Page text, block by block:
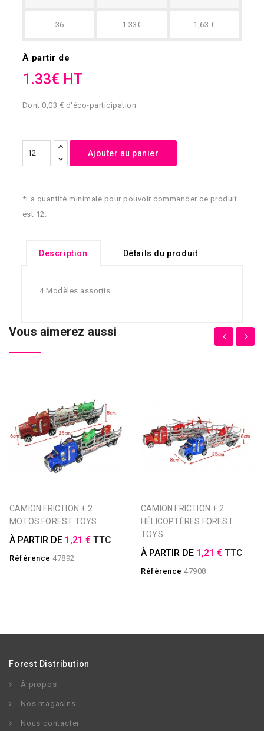
36 1.33€ 1,63 €
À partir de
1.33€ HT
Dont 0,03 € d'éco-participation
Ajouter au panier
*La quantité minimale pour pouvoir commander ce produit
est 12.
Description Détails du produit
4 Modèles assortis.
Vous aimerez aussi
CAMION FRICTION + 2
MOTOS FOREST TOYS
À PARTIR DE 1,21 € TTC
Référence 47892
CAMION FRICTION + 2
HÉLICOPTÈRES FOREST
TOYS
À PARTIR DE 1,21 € TTC
Référence 47908
Forest Distribution
À propos
Nos magasins
Nous contacter